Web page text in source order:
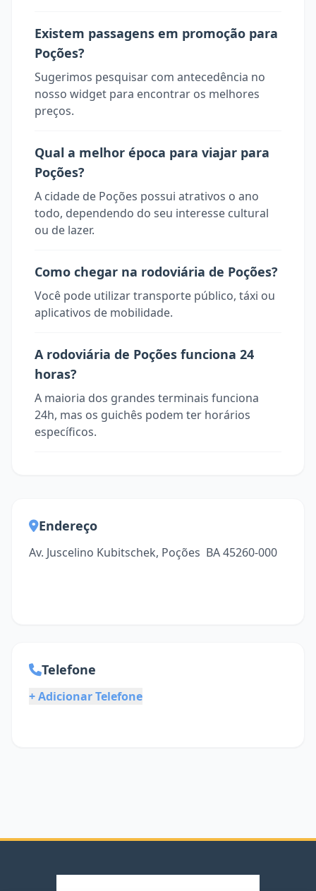
Existem passagens em promoção para
Poções?
Sugerimos pesquisar com antecedência no
nosso widget para encontrar os melhores
preços.
Qual a melhor época para viajar para
Poções?
A cidade de Poções possui atrativos o ano
todo, dependendo do seu interesse cultural
ou de lazer.
Como chegar na rodoviária de Poções?
Você pode utilizar transporte público, táxi ou
aplicativos de mobilidade.
A rodoviária de Poções funciona 24
horas?
A maioria dos grandes terminais funciona
24h, mas os guichês podem ter horários
específicos.
Endereço
Av. Juscelino Kubitschek, Poções  BA 45260-000
Telefone
+ Adicionar Telefone